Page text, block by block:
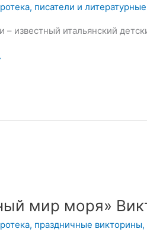
, писатели и
известный итальянский
мир моря»
, праздничные викторины,